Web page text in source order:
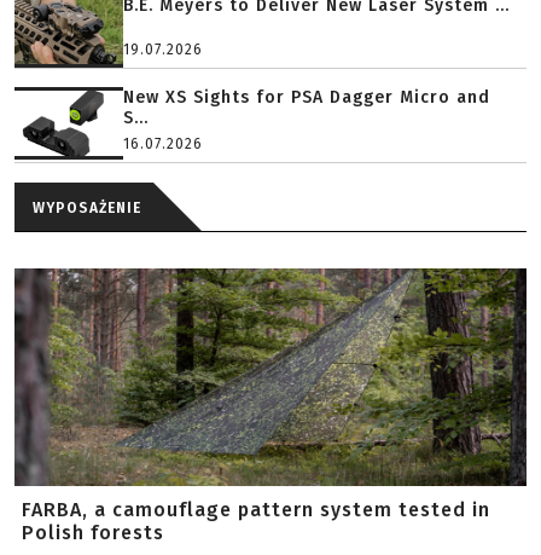
B.E. Meyers to Deliver New Laser System ...
19.07.2026
New XS Sights for PSA Dagger Micro and
S...
16.07.2026
WYPOSAŻENIE
FARBA, a camouflage pattern system tested in
Polish forests